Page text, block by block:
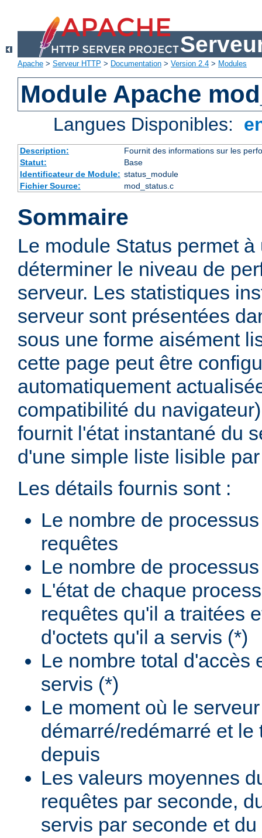
Apache > Serveur HTTP > Documentation > Version 2.4 > Modules
Module Apache
Langues Disponibles:
Description:
Fournit des informations sur les
Statut:
Base
Identificateur de Module: status_module
Fichier Source:
mod_status.c
Sommaire
Le module Status permet
déterminer le niveau de
serveur. Les statistiques
serveur sont présentées
sous une forme aisément
cette page peut être
automatiquement
compatibilité du
fournit l'état instantané du
d'une simple liste lisible
Les détails fournis sont :
Le nombre de
requêtes
Le nombre de
L'état de chaque
requêtes qu'il a traitées
d'octets qu'il a servis (*)
Le nombre total d'accès
servis (*)
Le moment où le
démarré/redémarré et le
depuis
Les valeurs moyennes
requêtes par seconde,
servis par seconde et